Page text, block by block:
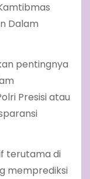
Dalam
pentingnya
Presisi atau
terutama di
memprediksi